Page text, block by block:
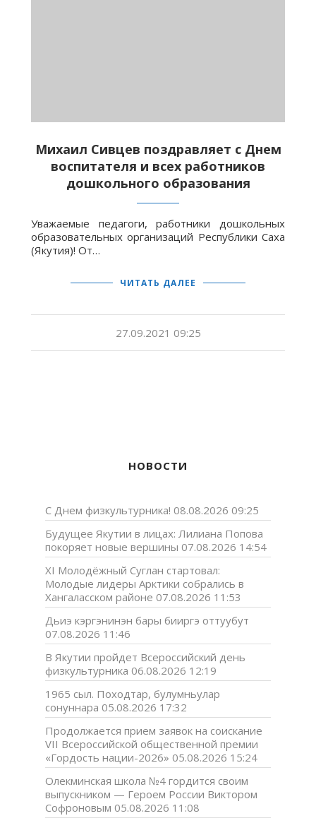
Михаил Сивцев поздравляет с Днем
воспитателя и всех работников
дошкольного образования
Уважаемые педагоги, работники дошкольных
образовательных организаций Республики Саха
(Якутия)! От…
ЧИТАТЬ ДАЛЕЕ
27.09.2021 09:25
НОВОСТИ
С Днем физкультурника! 08.08.2026 09:25
Будущее Якутии в лицах: Лилиана Попова
покоряет новые вершины 07.08.2026 14:54
XI Молодёжный Суглан стартовал:
Молодые лидеры Арктики собрались в
Хангаласском районе 07.08.2026 11:53
Дьиэ кэргэнинэн бары бииргэ оттуубут
07.08.2026 11:46
В Якутии пройдет Всероссийский день
физкультурника 06.08.2026 12:19
1965 сыл. Походтар, булумньулар
сонуннара 05.08.2026 17:32
Продолжается прием заявок на соискание
VII Всероссийской общественной премии
«Гордость нации-2026» 05.08.2026 15:24
Олекминская школа №4 гордится своим
выпускником — Героем России Виктором
Софроновым 05.08.2026 11:08